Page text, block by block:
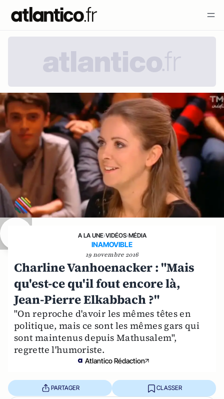
A LA UNE›VIDÉOS›MÉDIA
INAMOVIBLE
19 novembre 2016
Charline Vanhoenacker : "Mais
qu'est-ce qu'il fout encore là,
Jean-Pierre Elkabbach ?"
"On reproche d'avoir les mêmes têtes en
politique, mais ce sont les mêmes gars qui
sont maintenus depuis Mathusalem",
regrette l'humoriste.
Atlantico Rédaction
PARTAGER CLASSER